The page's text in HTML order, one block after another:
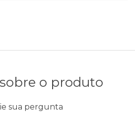
o produto
sua pergunta